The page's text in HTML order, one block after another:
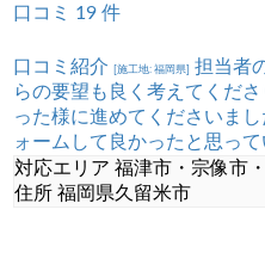
口コミ 19 件
口コミ紹介 [施工地: 福岡県]
担当者
らの要望も良く考えてくだ
った様に進めてくださいま
ォームして良かったと思って
対応エリア 福津市・宗像市
住所 福岡県久留米市